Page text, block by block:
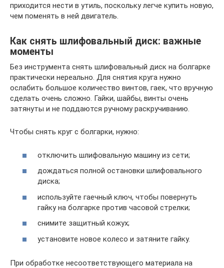
приходится нести в утиль, поскольку легче купить новую,
чем поменять в ней двигатель.
Как снять шлифовальный диск: важные
моменты
Без инструмента снять шлифовальный диск на болгарке
практически нереально. Для снятия круга нужно
ослабить большое количество винтов, гаек, что вручную
сделать очень сложно. Гайки, шайбы, винты очень
затянуты и не поддаются ручному раскручиванию.
Чтобы снять круг с болгарки, нужно:
отключить шлифовальную машину из сети;
дождаться полной остановки шлифовального
диска;
используйте гаечный ключ, чтобы повернуть
гайку на болгарке против часовой стрелки;
снимите защитный кожух;
установите новое колесо и затяните гайку.
При обработке несоответствующего материала на